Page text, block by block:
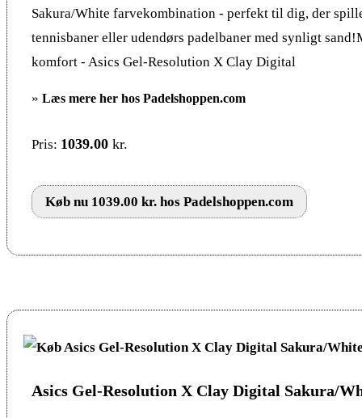
Sakura/White farvekombination - perfekt til dig, der
tennisbaner eller udendørs padelbaner med synligt
komfort - Asics Gel-Resolution X Clay Digital
» Læs mere her hos Padelshoppen.com
Pris: 1039.00 kr.
Køb nu 1039.00 kr. hos Padelshoppen.com
Asics Gel-Resolution X Clay Digital Sakura/